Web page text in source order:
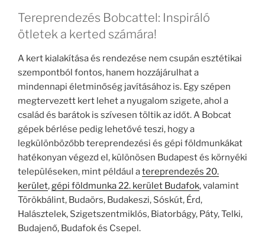
Tereprendezés Bobcattel: Inspiráló
ötletek a kerted számára!
A kert kialakítása és rendezése nem csupán esztétikai
szempontból fontos, hanem hozzájárulhat a
mindennapi életminőség javításához is. Egy szépen
megtervezett kert lehet a nyugalom szigete, ahol a
család és barátok is szívesen töltik az időt. A Bobcat
gépek bérlése pedig lehetővé teszi, hogy a
legkülönbözőbb tereprendezési és gépi földmunkákat
hatékonyan végezd el, különösen Budapest és környéki
településeken, mint például atereprendezés 20.
kerület,gépi földmunka 22. kerület Budafok, valamint
Törökbálint, Budaörs, Budakeszi, Sóskút, Érd,
Halásztelek, Szigetszentmiklós, Biatorbágy, Páty, Telki,
Budajenő, Budafok és Csepel.